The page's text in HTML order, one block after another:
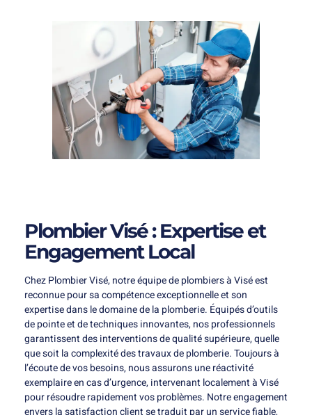
Plombier Visé : Expertise et
Engagement Local
Chez Plombier Visé, notre équipe de plombiers à Visé est
reconnue pour sa compétence exceptionnelle et son
expertise dans le domaine de la plomberie. Équipés d’outils
de pointe et de techniques innovantes, nos professionnels
garantissent des interventions de qualité supérieure, quelle
que soit la complexité des travaux de plomberie. Toujours à
l’écoute de vos besoins, nous assurons une réactivité
exemplaire en cas d’urgence, intervenant localement à Visé
pour résoudre rapidement vos problèmes. Notre engagement